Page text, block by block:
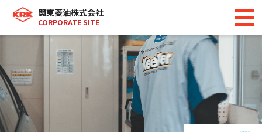
関東菱油株式会社
CORPORATE SITE